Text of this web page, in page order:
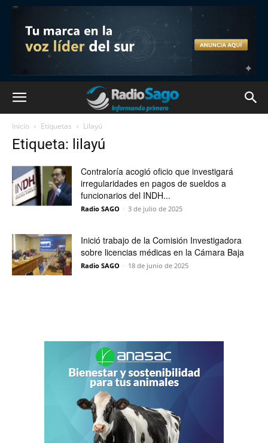
Inicio Etiquetas Lilayú
Etiqueta: lilayú
Contraloría acogió oficio que investigará
irregularidades en pagos de sueldos a
funcionarios del INDH...
Radio SAGO - 3 de julio de 2025
Inició trabajo de la Comisión Investigadora
sobre licencias médicas en la Cámara Baja
Radio SAGO - 18 de junio de 2025